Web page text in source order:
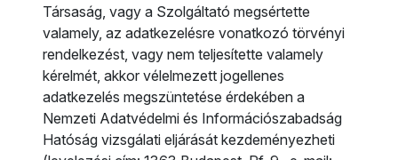
Társaság, vagy a Szolgáltató megsértette
valamely, az adatkezelésre vonatkozó törvényi
rendelkezést, vagy nem teljesítette valamely
kérelmét, akkor vélelmezett jogellenes
adatkezelés megszüntetése érdekében a
Nemzeti Adatvédelmi és Információszabadság
Hatóság vizsgálati eljárását kezdeményezheti